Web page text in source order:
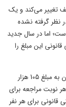
تغییر می‌کند و یک
نظر گرفته نشده
هزار تومان بوده است؛ اما در سال جدید
این مبلغ را
از جمله مبالغی که پزشکی قانونی دریافت می‌کند می‌توان به مبلغ 105 هزار
نوبت مراجعه برای
قانونی برای هر نفر